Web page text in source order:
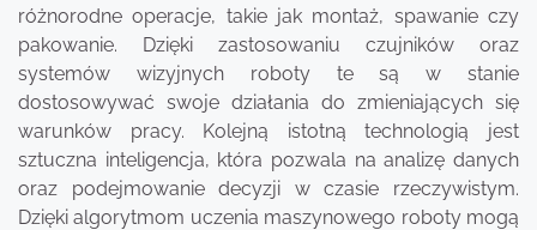
różnorodne operacje, takie jak montaż, spawanie czy
pakowanie. Dzięki zastosowaniu czujników oraz
systemów wizyjnych roboty te są w stanie
dostosowywać swoje działania do zmieniających się
warunków pracy. Kolejną istotną technologią jest
sztuczna inteligencja, która pozwala na analizę danych
oraz podejmowanie decyzji w czasie rzeczywistym.
Dzięki algorytmom uczenia maszynowego roboty mogą